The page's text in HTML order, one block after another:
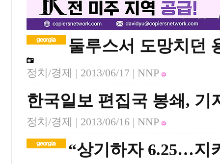
둘루스서 도망치던
정치/경제 | 2013/06/17 | NNP
한국일보 편집국 봉쇄, 기
정치/경제 | 2013/06/16 | NNP
“상기하자 6.25…지